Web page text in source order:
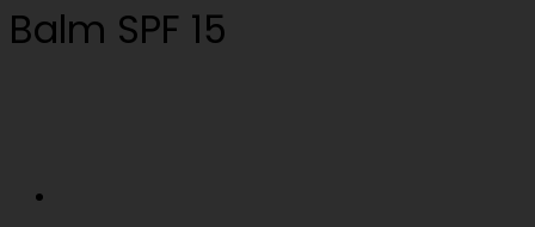
Balm SPF 15